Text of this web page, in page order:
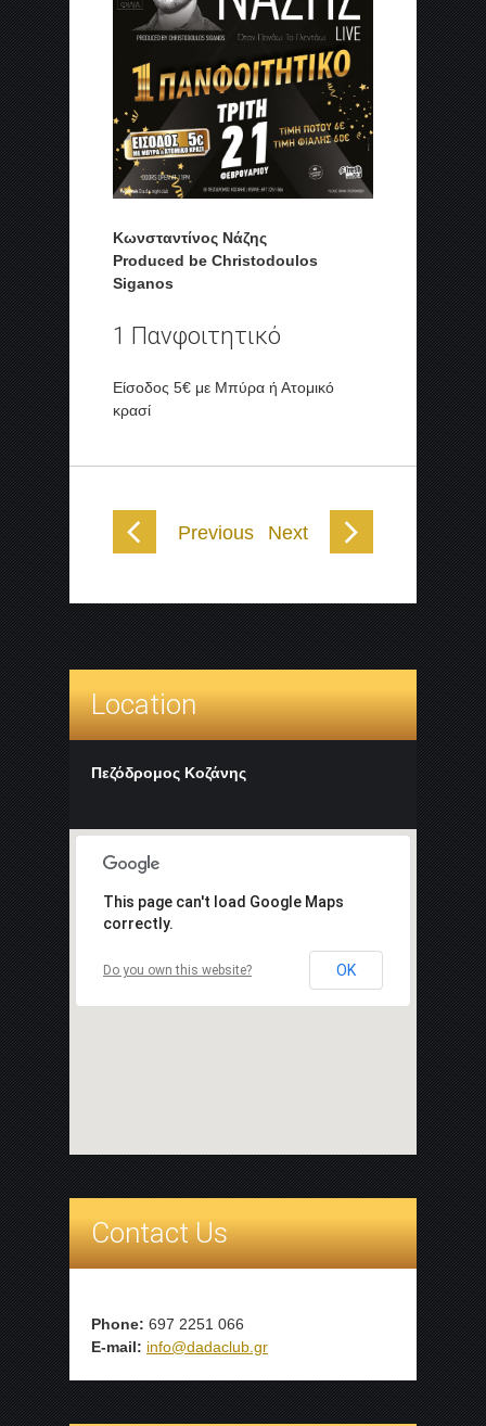
Κωνσταντίνος Νάζης
Produced be Christodoulos
Siganos
1 Πανφοιτητικό
Είσοδος 5€ με Μπύρα ή Ατομικό
κρασί
Previous Next
Location
Πεζόδρομος Κοζάνης
This page can't load Google Maps
correctly.
Do you own this website? OK
Contact Us
Phone: 697 2251 066
E-mail: info@dadaclub.gr